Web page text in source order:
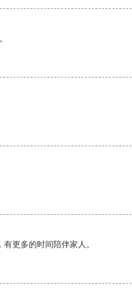
更多的时间陪伴家人。